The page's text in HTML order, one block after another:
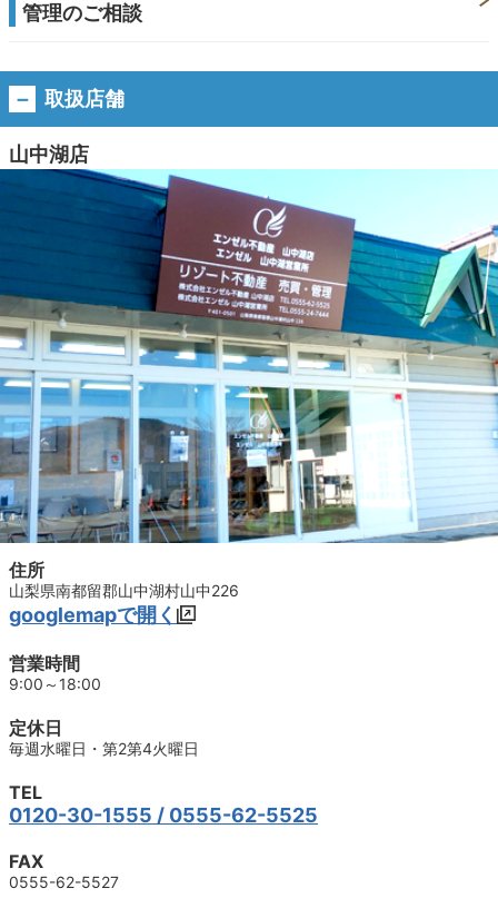
管理のご相談
取扱店舗
山中湖店
住所
山梨県南都留郡山中湖村山中226
googlemapで開く
営業時間
9:00～18:00
定休日
毎週水曜日・第2第4火曜日
TEL
0120-30-1555 / 0555-62-5525
FAX
0555-62-5527